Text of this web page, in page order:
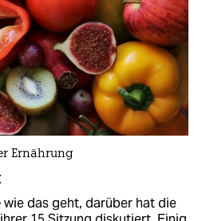
Ernährung
das geht, darüber hat die